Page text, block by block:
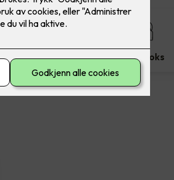
Ferdig montert Ladeboks